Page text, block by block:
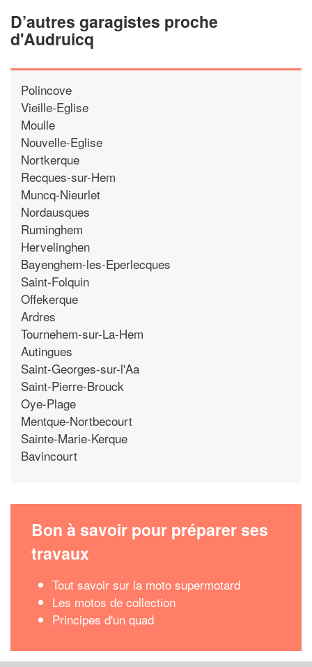
D’autres garagistes proche
d'Audruicq
Polincove
Vieille-Eglise
Moulle
Nouvelle-Eglise
Nortkerque
Recques-sur-Hem
Muncq-Nieurlet
Nordausques
Ruminghem
Hervelinghen
Bayenghem-les-Eperlecques
Saint-Folquin
Offekerque
Ardres
Tournehem-sur-La-Hem
Autingues
Saint-Georges-sur-l'Aa
Saint-Pierre-Brouck
Oye-Plage
Mentque-Nortbecourt
Sainte-Marie-Kerque
Bavincourt
Bon à savoir pour préparer ses
travaux
Tout savoir sur la moto supermotard
Les motos de collection
Principes d'un quad